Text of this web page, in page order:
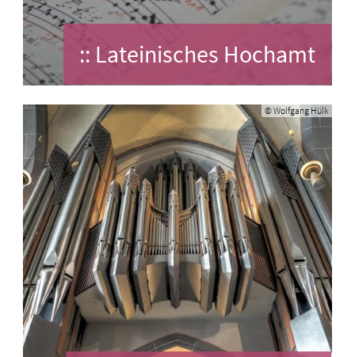
:: Lateinisches Hochamt
© Wolfgang Hülk